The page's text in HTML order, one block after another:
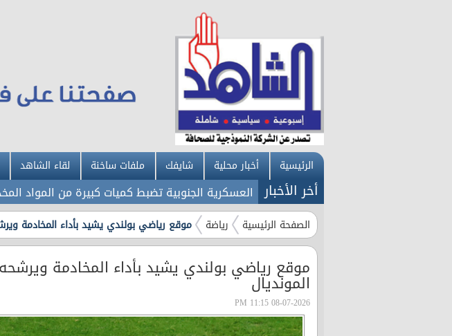
الرئيسية أخبار محلية شايفك ملفات ساخنة لقاء الشاهد
أخر الأخبار
المنطقة العسكرية الجنوبية تضبط كميات كبيرة من المواد المخدرة
الصفحة الرئيسية رياضة موقع رياضي بولندي يشيد بأداء المخادمة
موقع رياضي بولندي يشيد بأداء المخادمة
المونديال
08-07-2026 11:15 PM